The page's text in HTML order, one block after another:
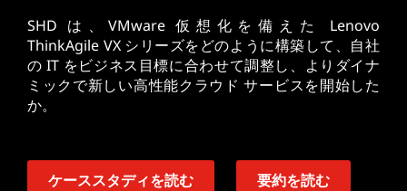
SHD は、VMware 仮想化を備えた Lenovo
ThinkAgile VX シリーズをどのように構築して、自社
の IT をビジネス目標に合わせて調整し、よりダイナ
ミックで新しい高性能クラウド サービスを開始した
か。
ケーススタディを読む 要約を読む